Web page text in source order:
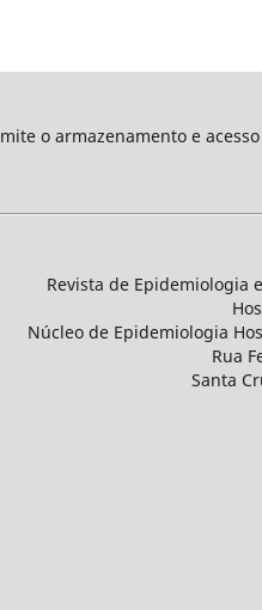
o armazenamento e
Revista de Epidemiologia
Núcleo de Epidemiologia
Rua
Santa